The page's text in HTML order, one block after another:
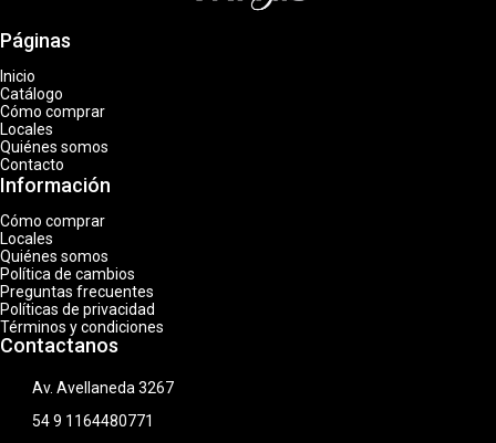
Páginas
Inicio
Catálogo
Cómo comprar
Locales
Quiénes somos
Contacto
Información
Cómo comprar
Locales
Quiénes somos
Política de cambios
Preguntas frecuentes
Políticas de privacidad
Términos y condiciones
Contactanos
Av. Avellaneda 3267
54 9 1164480771